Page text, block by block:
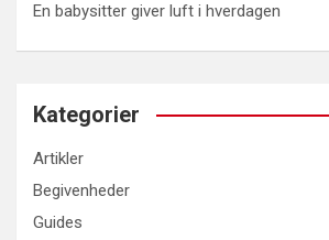
En babysitter giver luft i hverdagen
Kategorier
Artikler
Begivenheder
Guides